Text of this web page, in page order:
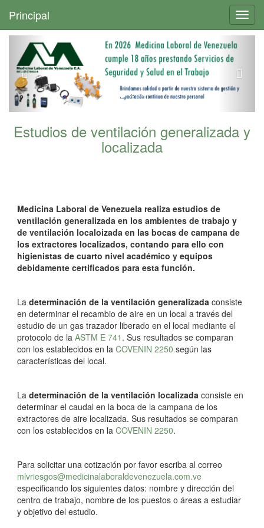
Principal
Estudios de ventilación generalizada y
localizada
Medicina Laboral de Venezuela realiza estudios de
ventilación generalizada en los ambientes de trabajo y
de ventilación localoizada en las bocas de campana de
los extractores localizados, contando para ello con
higienistas de cuarto nivel académico y equipos
debidamente certificados para esta función.
La determinación de la ventilación generalizada consiste
en determinar el recambio de aire en un local a través del
estudio de un gas trazador liberado en el local mediante el
protocolo de la ASTM E 741 . Sus resultados se comparan
con los establecidos en la COVENIN 2250 según las
características del local.
La determinación de la ventilación localizada consiste en
determinar el caudal en la boca de la campana de los
extractores de aire localizada. Sus resultados se comparan
con los establecidos en la COVENIN 2250.
Para solicitar una cotización por favor escriba al correo
mlvriesgos@medicinalaboraldevenezuela.com.ve
especificando los siguientes datos: nombre y dirección del
centro de trabajo, nombre de los puestos o áreas a estudiar
y objetivo del estudio.